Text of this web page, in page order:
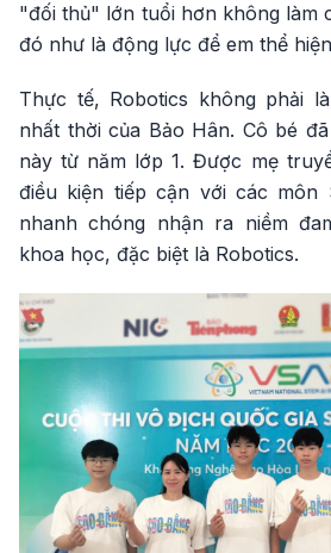
"đối thủ" lớn tuổi hơn không làm
đó như là động lực để em thể
Thực tế, Robotics không phải
nhất thời của Bảo Hân. Cô bé
này từ năm lớp 1. Được mẹ
điều kiện tiếp cận với các môn
nhanh chóng nhận ra niềm
khoa học, đặc biệt là Robotics.